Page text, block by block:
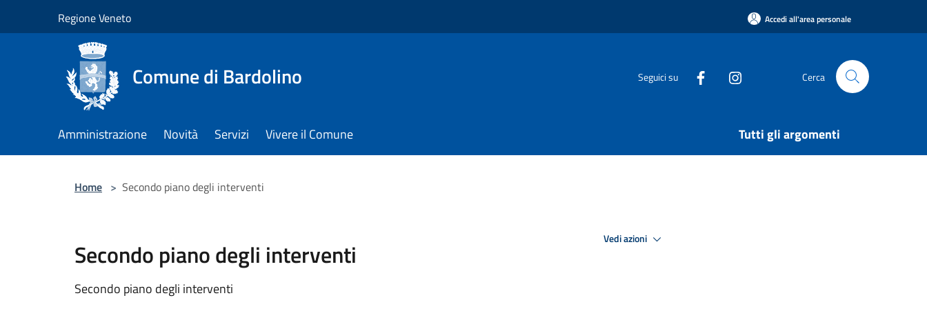
Regione Veneto Accedi all'area personale
Comune di Bardolino Seguici su Cerca
Amministrazione Novità Servizi Vivere il Comune Tutti gli argomenti
Home > Secondo piano degli interventi
Secondo piano degli interventi
Secondo piano degli interventi
Vedi azioni